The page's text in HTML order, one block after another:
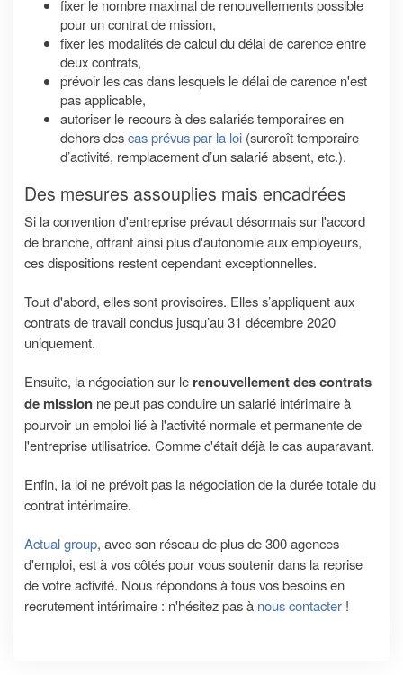
fixer le nombre maximal de renouvellements possible
pour un contrat de mission,
fixer les modalités de calcul du délai de carence entre
deux contrats,
prévoir les cas dans lesquels le délai de carence n'est
pas applicable,
autoriser le recours à des salariés temporaires en
dehors descas prévus par la loi (surcroît temporaire
d’activité, remplacement d’un salarié absent, etc.).
Des mesures assouplies mais encadrées
Si la convention d'entreprise prévaut désormais sur l'accord
de branche, offrant ainsi plus d'autonomie aux employeurs,
ces dispositions restent cependant exceptionnelles.
Tout d'abord, elles sont provisoires. Elles s’appliquent aux
contrats de travail conclus jusqu’au 31 décembre 2020
uniquement.
Ensuite, la négociation sur le renouvellement des contrats
de mission ne peut pas conduire un salarié intérimaire à
pourvoir un emploi lié à l'activité normale et permanente de
l'entreprise utilisatrice. Comme c'était déjà le cas auparavant.
Enfin, la loi ne prévoit pas la négociation de la durée totale du
contrat intérimaire.
Actual group, avec son réseau de plus de 300 agences
d'emploi, est à vos côtés pour vous soutenir dans la reprise
de votre activité. Nous répondons à tous vos besoins en
recrutement intérimaire : n'hésitez pas à nous contacter !